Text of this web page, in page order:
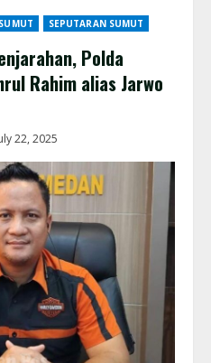
SEPUTARAN SUMUT
Polda
Rahim alias Jarwo
22, 2025